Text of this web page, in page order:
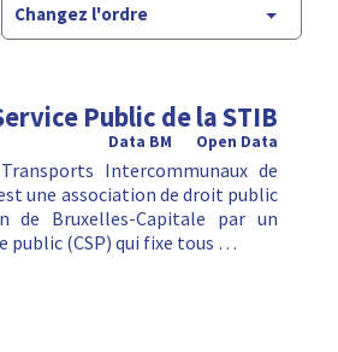
Changez l'ordre
Public de la STIB
Open Data
Data BM
Intercommunaux de
une association de droit public
de Bruxelles-Capitale par un
public (CSP) qui fixe tous …